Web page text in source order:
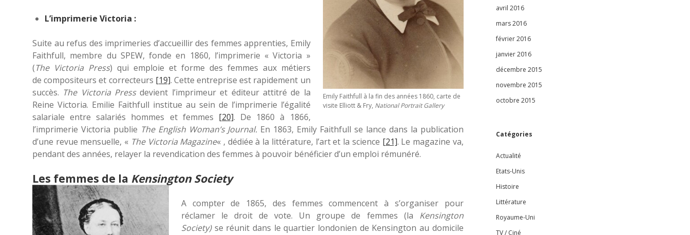
Emily Faithfull à la fin des années 1860, carte de
visite Elliott & Fry, National Portrait Gallery
L’imprimerie Victoria :
Suite au refus des imprimeries d’accueillir des femmes apprenties, Emily
Faithfull, membre du SPEW, fonde en 1860, l’imprimerie « Victoria »
(The Victoria Press) qui emploie et forme des femmes aux métiers
de compositeurs et correcteurs [19]. Cette entreprise est rapidement un
succès. The Victoria Pressdevient l’imprimeur et éditeur attitré de la
Reine Victoria. Emilie Faithfull institue au sein de l’imprimerie l’égalité
salariale entre salariés hommes et femmes [20]. De 1860 à 1866,
l’imprimerie Victoria publie The English Woman’s Journal. En 1863, Emily Faithfull se lance dans la publication
d’une revue mensuelle, « The Victoria Magazine« , dédiée à la littérature, l’art et la science [21]. Le magazine va,
pendant des années, relayer la revendication des femmes à pouvoir bénéficier d’un emploi rémunéré.
Les femmes de la Kensington Society
A compter de 1865, des femmes commencent à s’organiser pour
réclamer le droit de vote. Un groupe de femmes (la Kensington
Society) se réunit dans le quartier londonien de Kensington au domicile
avril 2016
mars 2016
février 2016
janvier 2016
décembre 2015
novembre 2015
octobre 2015
Catégories
Actualité
Etats-Unis
Histoire
Littérature
Royaume-Uni
TV / Ciné